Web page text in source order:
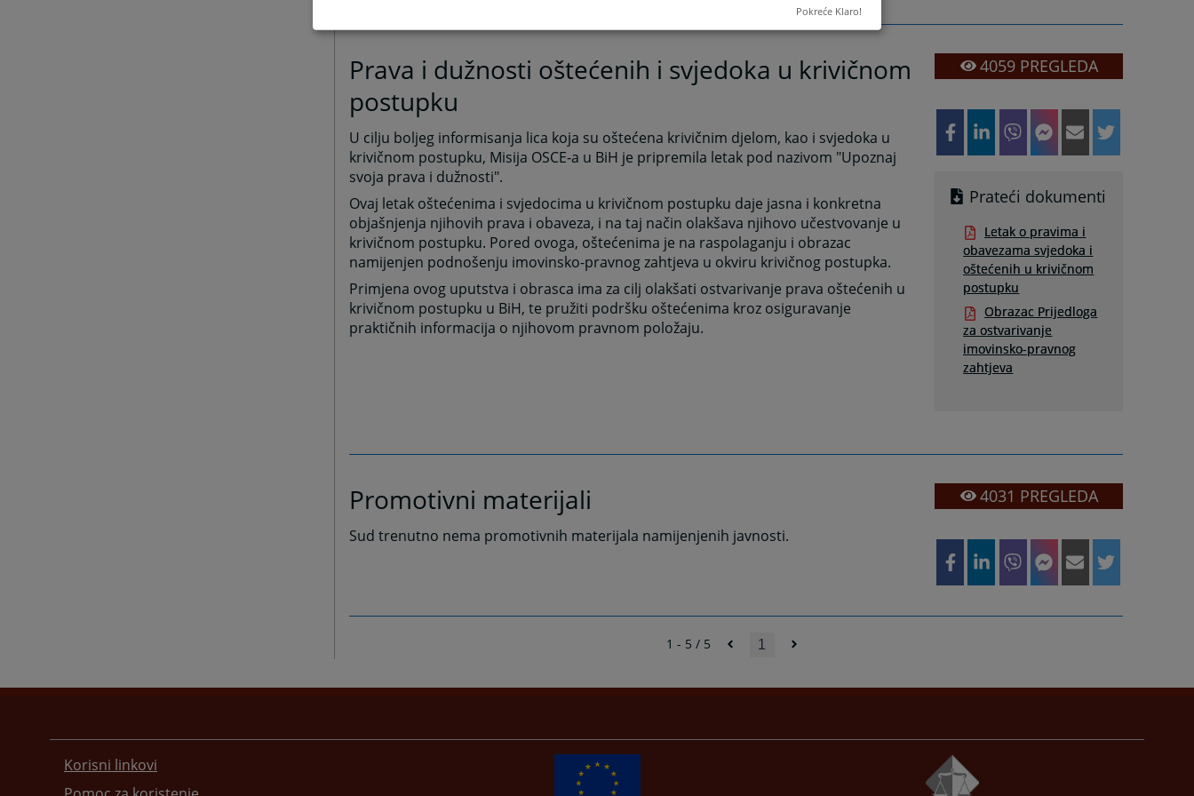
Prava i dužnosti oštećenih i svjedoka u krivičnom
postupku
U cilju boljeg informisanja lica koja su oštećena krivičnim djelom, kao i svjedoka u
krivičnom postupku, Misija OSCE-a u BiH je pripremila letak pod nazivom "Upoznaj
svoja prava i dužnosti".
Ovaj letak oštećenima i svjedocima u krivičnom postupku daje jasna i konkretna
objašnjenja njihovih prava i obaveza, i na taj način olakšava njihovo učestvovanje u
krivičnom postupku. Pored ovoga, oštećenima je na raspolaganju i obrazac
namijenjen podnošenju imovinsko-pravnog zahtjeva u okviru krivičnog postupka.
Primjena ovog uputstva i obrasca ima za cilj olakšati ostvarivanje prava oštećenih u
krivičnom postupku u BiH, te pružiti podršku oštećenima kroz osiguravanje
praktičnih informacija o njihovom pravnom položaju.
4059PREGLEDA
Prateći dokumenti
Letak o pravima i
obavezama svjedoka i
oštećenih u krivičnom
postupku
Obrazac Prijedloga
za ostvarivanje
imovinsko-pravnog
zahtjeva
Promotivni materijali
Sud trenutno nema promotivnih materijala namijenjenih javnosti.
4031 PREGLEDA
1 - 5 / 5 1
Korisni linkovi
Pokreće Klaro!